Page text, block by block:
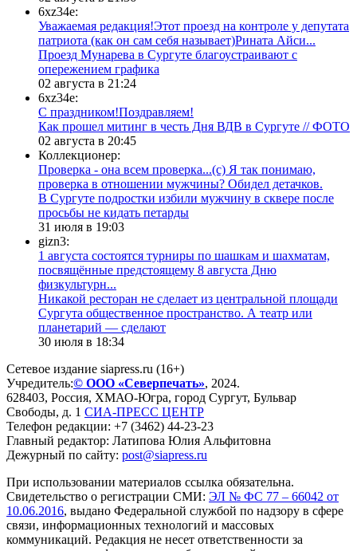
6xz34e:
Уважаемая редакция!Этот проезд на контроле у депутата
патриота (как он сам себя называет)Рината Айси...
​Проезд Мунарева в Сургуте благоустраивают с
опережением графика
02 августа в 21:24
6xz34e:
С праздником!Поздравляем!
Как прошел митинг в честь Дня ВДВ в Сургуте // ФОТО
02 августа в 20:45
Коллекционер:
Проверка - она всем проверка...(с) Я так понимаю,
проверка в отношении мужчины? Обидел детачков.
В Сургуте подростки избили мужчину в сквере после
просьбы не кидать петарды
31 июля в 19:03
gizn3:
1 августа состоятся турниры по шашкам и шахматам,
посвящённые предстоящему 8 августа Дню
физкультурн...
​Никакой ресторан не сделает из центральной площади
Сургута общественное пространство. А театр или
планетарий — сделают
30 июля в 18:34
Сетевое издание siapress.ru (16+)
Учредитель:© ООО «Северпечать», 2024.
628403, Россия, ХМАО-Югра, город Сургут, Бульвар
Свободы, д. 1 СИА-ПРЕСС ЦЕНТР
Телефон редакции: +7 (3462) 44-23-23
Главный редактор: Латипова Юлия Альфитовна
Дежурный по сайту: post@siapress.ru
При использовании материалов ссылка обязательна.
Свидетельство о регистрации СМИ: ЭЛ № ФС 77 – 66042 от
10.06.2016, выдано Федеральной службой по надзору в сфере
связи, информационных технологий и массовых
коммуникаций. Редакция не несет ответственности за